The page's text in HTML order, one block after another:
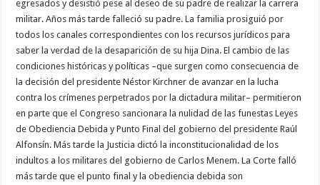
egresados y desistió pese al deseo de su padre de realizar la carrera
militar. Años más tarde falleció su padre. La familia prosiguió por
todos los canales correspondientes con los recursos jurídicos para
saber la verdad de la desaparición de su hija Dina. El cambio de las
condiciones históricas y políticas –que surgen como consecuencia de
la decisión del presidente Néstor Kirchner de avanzar en la lucha
contra los crímenes perpetrados por la dictadura militar– permitieron
en parte que el Congreso sancionara la nulidad de las funestas Leyes
de Obediencia Debida y Punto Final del gobierno del presidente Raúl
Alfonsín. Más tarde la Justicia dictó la inconstitucionalidad de los
indultos a los militares del gobierno de Carlos Menem. La Corte falló
más tarde que el punto final y la obediencia debida son